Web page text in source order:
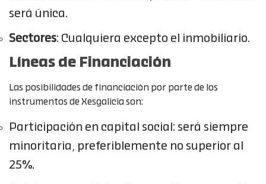
será única.
Sectores: Cualquiera excepto el inmobiliario.
Líneas de Financiación
Las posibilidades de financiación por parte de los
instrumentos de Xesgalicia son:
Participación en capital social: será siempre
minoritaria, preferiblemente no superior al
25%.